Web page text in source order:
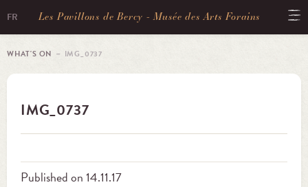
FR Les Pavillons de Bercy - Musée des Arts Forains
WHAT'S ON － IMG_0737
IMG_0737
Published on 14.11.17